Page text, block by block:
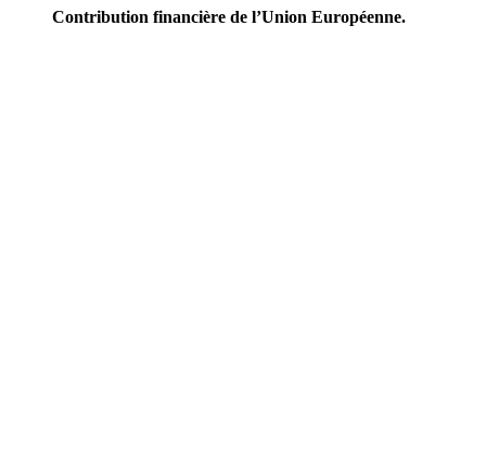
Contribution financière de l’Union Européenne.